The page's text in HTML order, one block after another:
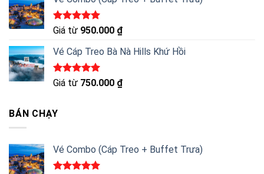
Được xếp
5 sao
Giá từ 950.000 ₫
Vé Cáp Treo Bà Nà Hills Khứ Hồi
Được xếp
Giá từ 750.000 ₫
BÁN CHẠY
Vé Combo (Cáp Treo + Buffet Trưa)